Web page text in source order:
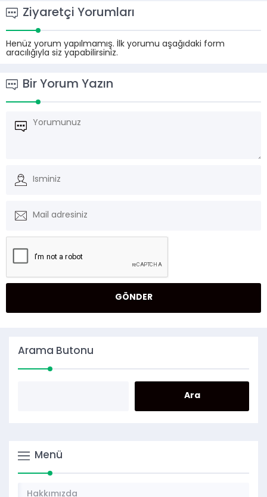
Ziyaretçi Yorumları
Henüz yorum yapılmamış. İlk yorumu aşağıdaki form
aracılığıyla siz yapabilirsiniz.
Bir Yorum Yazın
Arama Butonu
Menü
Hakkımızda